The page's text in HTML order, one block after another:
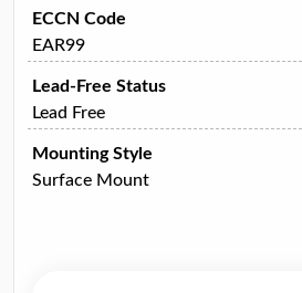
ECCN Code
EAR99
Lead-Free Status
Lead Free
Mounting Style
Surface Mount